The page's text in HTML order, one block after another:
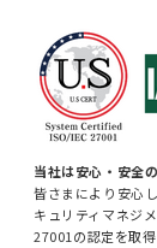
当社は安心・安全
皆さまにより安心
キュリティマネジ
27001の認定を取得